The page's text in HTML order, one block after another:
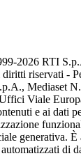
2026 RTI
riservati -
Mediaset
Viale
e ai dati
generativa.
di